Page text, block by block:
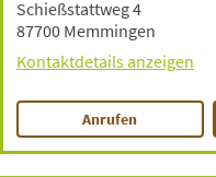
Schießstattweg 4
87700 Memmingen
Kontaktdetails anzeigen
Anrufen